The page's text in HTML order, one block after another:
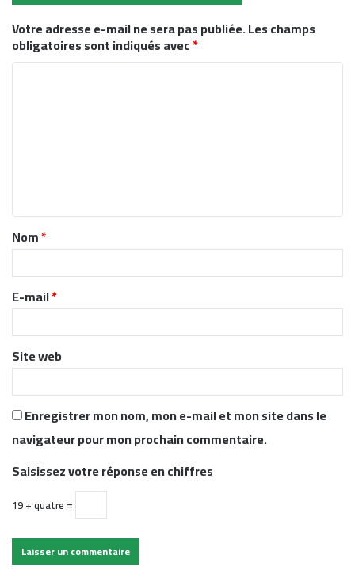
Votre adresse e-mail ne sera pas publiée.Les champs
obligatoires sont indiqués avec*
t
a
r
e
*
Nom*
E-mail*
Site web
Enregistrer mon nom, mon e-mail et mon site dans le
navigateur pour mon prochain commentaire.
Saisissez votre réponse en chiffres
19 + quatre =